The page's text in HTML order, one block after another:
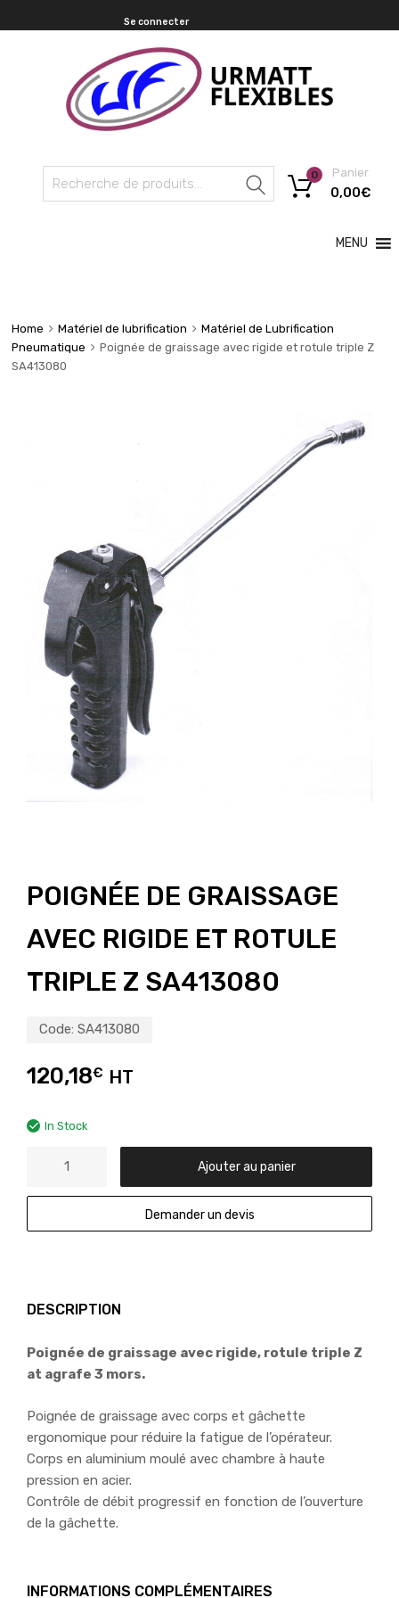
Se connecter
Recherche
Panier
0,00€
0
MENU
Home Matériel de lubrification
Matériel de Lubrification
Pneumatique
Poignée de graissage avec rigide et rotule triple Z
SA413080
POIGNÉE DE GRAISSAGE
AVEC RIGIDE ET ROTULE
TRIPLE Z SA413080
Code: SA413080
120,18€ HT
In Stock
Ajouter au panier
Demander un devis
DESCRIPTION
Poignée de graissage avec rigide, rotule triple Z
at agrafe 3 mors.
Poignée de graissage avec corps et gâchette
ergonomique pour réduire la fatigue de l’opérateur.
Corps en aluminium moulé avec chambre à haute
pression en acier.
Contrôle de débit progressif en fonction de l’ouverture
de la gâchette.
INFORMATIONS COMPLÉMENTAIRES